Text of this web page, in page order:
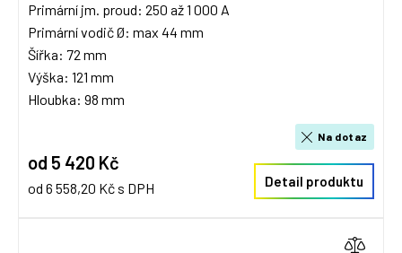
Primární jm. proud: 250 až 1 000 A
Primární vodič Ø: max 44 mm
Šířka: 72 mm
Výška: 121 mm
Hloubka: 98 mm
od 5 420 Kč
od 6 558,20 Kč s DPH
Na dotaz
Detail produktu